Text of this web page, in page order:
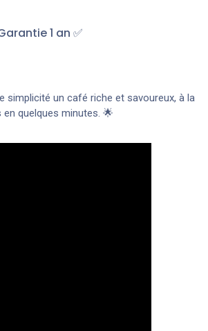
1 an ✅
simplicité un café riche et savoureux, à la
quelques minutes. 🌟